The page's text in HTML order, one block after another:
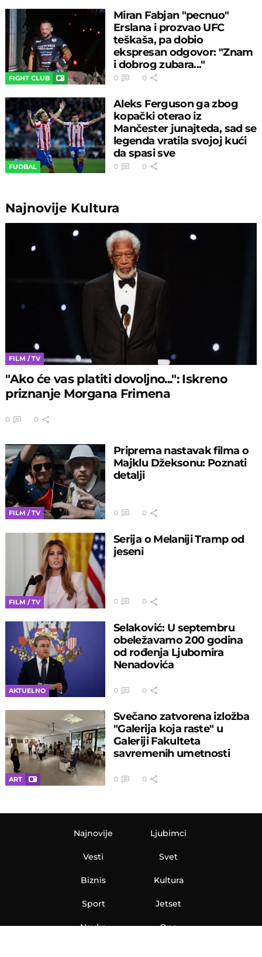
FIGHT CLUB
Miran Fabjan "pecnuo"
Erslana i prozvao UFC
teškaša, pa dobio
ekspresan odgovor: "Znam
i dobrog zubara..."
0 0
FUDBAL
Aleks Ferguson ga zbog
kopački oterao iz
Mančester junajteda, sad se
legenda vratila svojoj kući
da spasi sve
0 0
Najnovije Kultura
FILM / TV
"Ako će vas platiti dovoljno...": Iskreno
priznanje Morgana Frimena
0 0
FILM / TV
Priprema nastavak filma o
Majklu Džeksonu: Poznati
detalji
0 0
FILM / TV
Serija o Melaniji Tramp od
jeseni
0 0
AKTUELNO
Selaković: U septembru
obeležavamo 200 godina
od rođenja Ljubomira
Nenadovića
0 0
ART
Svečano zatvorena izložba
"Galerija koja raste" u
Galeriji Fakulteta
savremenih umetnosti
0 0
Najnovije
Vesti
Biznis
Sport
Nauka
Ljubimci
Svet
Kultura
Jetset
Ona